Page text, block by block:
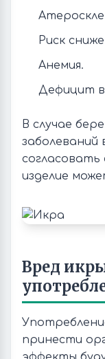
Риск
Анемия.
Дефицит
В случае
согласовать
изделие
Вред
принести